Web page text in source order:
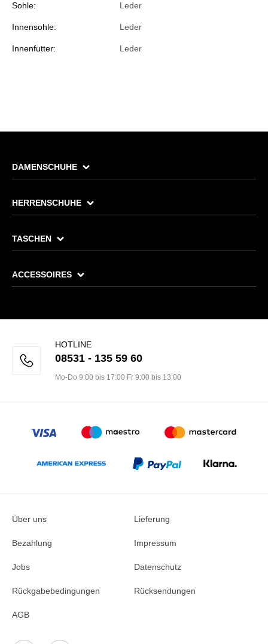
Sohle: Leder
Innensohle: Leder
Innenfutter: Leder
DAMENSCHUHE
HERRENSCHUHE
TASCHEN
ACCESSOIRES
HOTLINE
08531 - 135 59 60
Mo-Do 9:00 bis 17:00 Fr 9:00 bis 13:00
Über uns Lieferung
Bezahlung Impressum
Jobs Datenschutz
Rückgabebedingungen Rücksendungen
AGB